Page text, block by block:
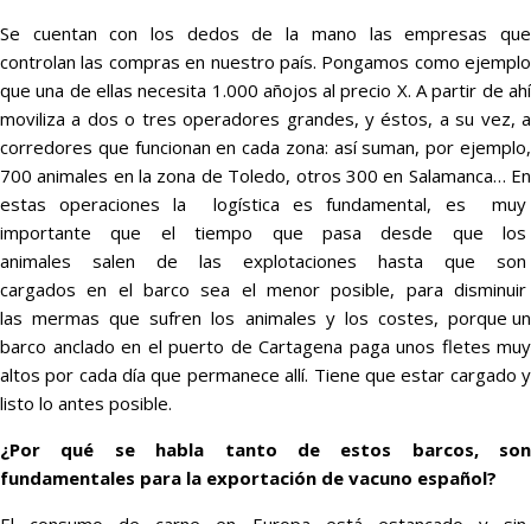
Se cuentan con los dedos de la mano las empresas que
controlan las compras en nuestro país. Pongamos como ejemplo
que una de ellas necesita 1.000 añojos al precio X. A partir de ahí
moviliza a dos o tres operadores grandes, y éstos, a su vez, a
corredores que funcionan en cada zona: así suman, por ejemplo,
700 animales en la zona de Toledo, otros 300 en Salamanca… En
estas operaciones la logística es fundamental, es muy
importante que el tiempo que pasa desde que los
animales salen de las explotaciones hasta que son
cargados en el barco sea el menor posible, para disminuir
las mermas que sufren los animales y los costes, porque un
barco anclado en el puerto de Cartagena paga unos fletes muy
altos por cada día que permanece allí. Tiene que estar cargado y
listo lo antes posible.
¿Por qué se habla tanto de estos barcos, son
fundamentales para la exportación de vacuno español?